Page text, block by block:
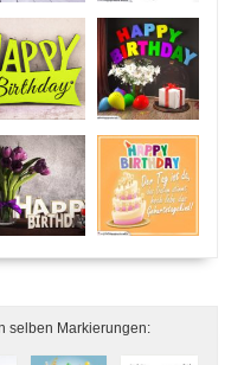
selben Markierungen: